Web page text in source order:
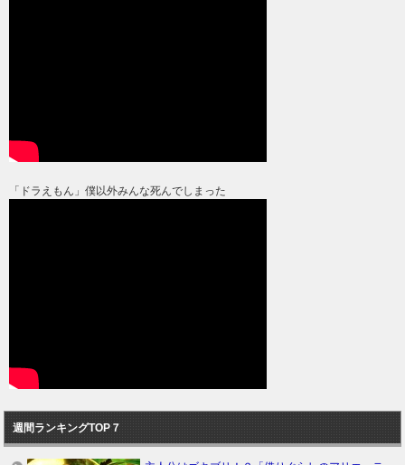
「ドラえもん」僕以外みんな死んでしまった
週間ランキングTOP７